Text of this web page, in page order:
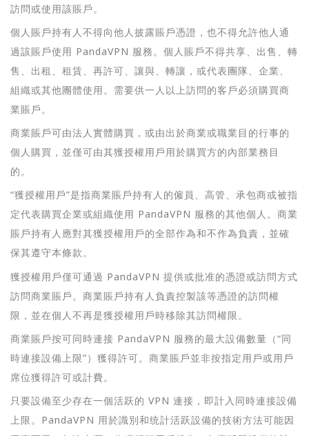
訪問或使用該賬戶。
個人賬戶持有人不得向他人披露賬戶憑證，也不得允許他人通
過該賬戶使用 PandaVPN 服務。個人賬戶不得共享、出售、轉
售、出租、租賃、再許可、讓與、轉讓，或代表團隊、企業、
組織或其他團體使用。需要供一人以上訪問的客戶必須購買商
業賬戶。
商業賬戶可由法人實體購買，或由出於商業或職業目的行事的
個人購買，並僅可由其獲授權用戶用於購買方的內部業務目
的。
“獲授權用戶”是指商業賬戶持有人的僱員、高管、承包商或被指
定代表購買企業或組織使用 PandaVPN 服務的其他個人。商業
賬戶持有人應對其獲授權用戶的全部作為和不作為負責，並確
保其遵守本條款。
獲授權用戶僅可通過 PandaVPN 提供或批准的憑證或訪問方式
訪問商業賬戶。商業賬戶持有人負責控製該等憑證的訪問權
限，並在個人不再是獲授權用戶時移除其訪問權限。
商業賬戶按可同時連接 PandaVPN 服務的最大設備數量（“同
時連接設備上限”）獲得許可。商業賬戶並非按指定用戶或用戶
席位獲得許可或計費。
只要設備至少存在一個活跃的 VPN 連接，即計入同時連接設備
上限。PandaVPN 用於識別和统計活跃設備的技術方法可能因